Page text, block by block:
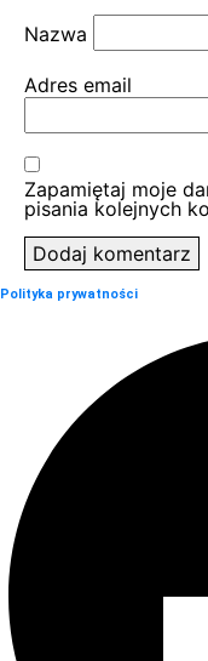
Nazwa
Adres email
Zapamiętaj moje
pisania kolejnych
Polityka prywatności